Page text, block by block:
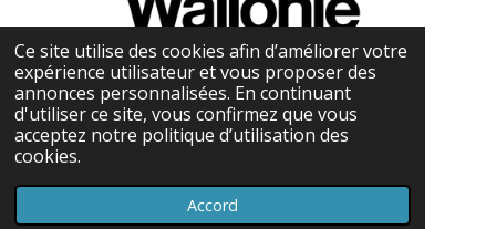
Ce site utilise des cookies afin d’améliorer votre
expérience utilisateur et vous proposer des
annonces personnalisées. En continuant
d'utiliser ce site, vous confirmez que vous
acceptez notre politique d’utilisation des
cookies.
Accord